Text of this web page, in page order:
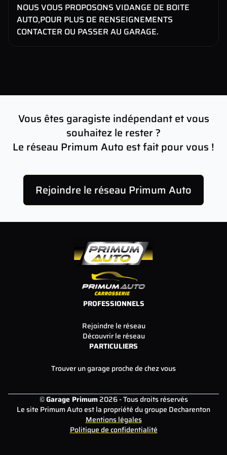
NOUS VOUS PROPOSONS VIDANGE DE BOITE
AUTO,POUR PLUS DE RENSEIGNEMENTS
CONTACTER OU PASSER AU GARAGE.
Vous êtes garagiste indépendant et vous
souhaitez le rester ?
Le réseau Primum Auto est fait pour vous !
Rejoindre le réseau Primum Auto
PROFESSIONNELS
Rejoindre le réseau
Découvrir le réseau
PARTICULIERS
Trouver un garage proche de chez vous
©Garage Primum2026 - Tous droits réservés
Le site Primum Auto est la propriété du groupe Decharenton
Mentions légales
Politique de confidentialité